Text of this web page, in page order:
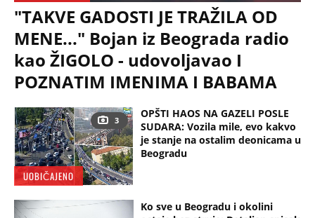
3
UOBIČAJENO
OPŠTI HAOS NA GAZELI POSLE
SUDARA: Vozila mile, evo kakvo
je stanje na ostalim deonicama u
Beogradu
Ko sve u Beogradu i okolini
"TAKVE GADOSTI JE TRAŽILA OD
MENE..." Bojan iz Beograda radio
kao ŽIGOLO - udovoljavao I
POZNATIM IMENIMA I BABAMA